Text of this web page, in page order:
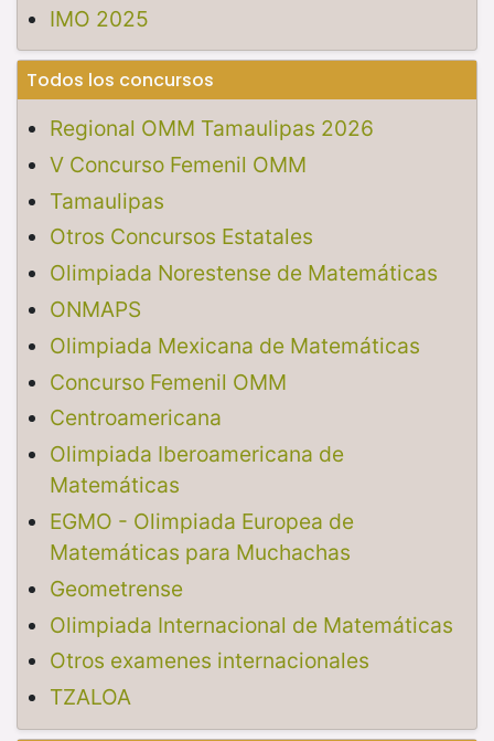
IMO 2025
Todos los concursos
Regional OMM Tamaulipas 2026
V Concurso Femenil OMM
Tamaulipas
Otros Concursos Estatales
Olimpiada Norestense de Matemáticas
ONMAPS
Olimpiada Mexicana de Matemáticas
Concurso Femenil OMM
Centroamericana
Olimpiada Iberoamericana de
Matemáticas
EGMO - Olimpiada Europea de
Matemáticas para Muchachas
Geometrense
Olimpiada Internacional de Matemáticas
Otros examenes internacionales
TZALOA